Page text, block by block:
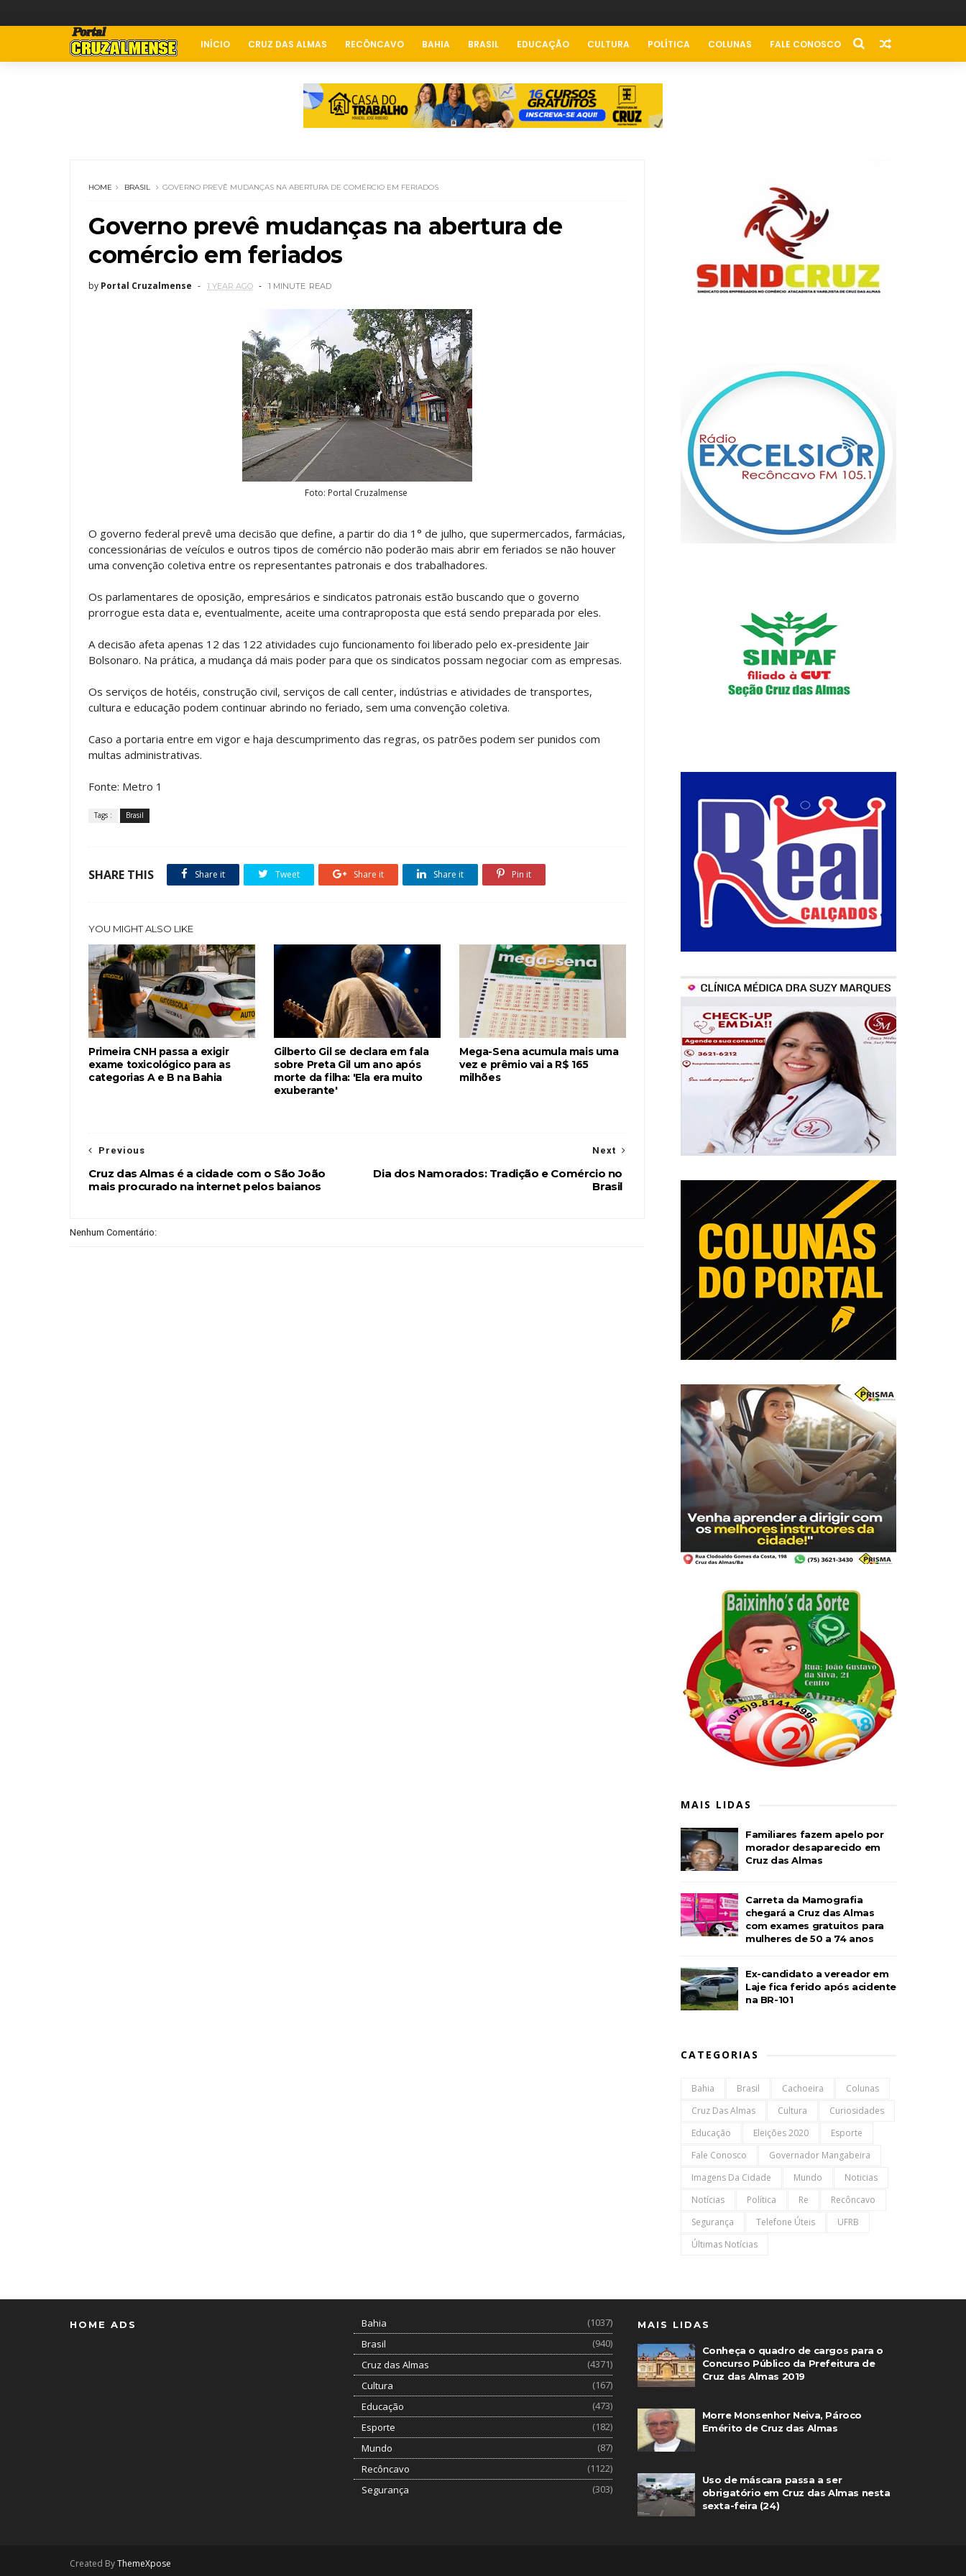
INÍCIO CRUZ DAS ALMAS RECÔNCAVO BAHIA BRASIL EDUCAÇÃO CULTURA POLÍTICA COLUNAS FALE CONOSCO
HOME BRASIL GOVERNO PREVÊ MUDANÇAS NA ABERTURA DE COMÉRCIO EM FERIADOS
Governo prevê mudanças na abertura de
comércio em feriados
by Portal Cruzalmense 1 YEAR AGO 1 MINUTE READ
Foto: Portal Cruzalmense
O governo federal prevê uma decisão que define, a partir do dia 1° de julho, que supermercados, farmácias,
concessionárias de veículos e outros tipos de comércio não poderão mais abrir em feriados se não houver
uma convenção coletiva entre os representantes patronais e dos trabalhadores.
Os parlamentares de oposição, empresários e sindicatos patronais estão buscando que o governo
prorrogue esta data e, eventualmente, aceite uma contraproposta que está sendo preparada por eles.
A decisão afeta apenas 12 das 122 atividades cujo funcionamento foi liberado pelo ex-presidente Jair
Bolsonaro. Na prática, a mudança dá mais poder para que os sindicatos possam negociar com as empresas.
Os serviços de hotéis, construção civil, serviços de call center, indústrias e atividades de transportes,
cultura e educação podem continuar abrindo no feriado, sem uma convenção coletiva.
Caso a portaria entre em vigor e haja descumprimento das regras, os patrões podem ser punidos com
multas administrativas.
Fonte: Metro 1
Tags : Brasil
SHARE THIS Share it Tweet Share it Share it Pin it
YOU MIGHT ALSO LIKE
Primeira CNH passa a exigir
exame toxicológico para as
categorias A e B na Bahia
Gilberto Gil se declara em fala
sobre Preta Gil um ano após
morte da filha: 'Ela era muito
exuberante'
Mega-Sena acumula mais uma
vez e prêmio vai a R$ 165
milhões
Next
Dia dos Namorados: Tradição e Comércio no
Brasil
Previous
Cruz das Almas é a cidade com o São João
mais procurado na internet pelos baianos
Nenhum Comentário:
MAIS LIDAS
Familiares fazem apelo por
morador desaparecido em
Cruz das Almas
Carreta da Mamografia
chegará a Cruz das Almas
com exames gratuitos para
mulheres de 50 a 74 anos
Ex-candidato a vereador em
Laje fica ferido após acidente
na BR-101
CATEGORIAS
Bahia Brasil Cachoeira
Colunas
Cruz Das Almas
Cultura
Curiosidades
Educação
Eleições 2020
Esporte
Fale Conosco
Governador Mangabeira
Imagens Da Cidade
Mundo
Noticias
Notícias
Política Re
Recôncavo
Segurança
Telefone Úteis
UFRB
Últimas Notícias
HOME ADS Bahia
(1037)
Brasil
(940)
Cruz das Almas
(4371)
Cultura
(167)
Educação
(473)
Esporte
(182)
Mundo
(87)
Recôncavo
(1122)
Segurança
(303)
MAIS LIDAS
Conheça o quadro de cargos para o
Concurso Público da Prefeitura de
Cruz das Almas 2019
Morre Monsenhor Neiva, Pároco
Emérito de Cruz das Almas
Uso de máscara passa a ser
obrigatório em Cruz das Almas nesta
sexta-feira (24)
Created ByThemeXpose